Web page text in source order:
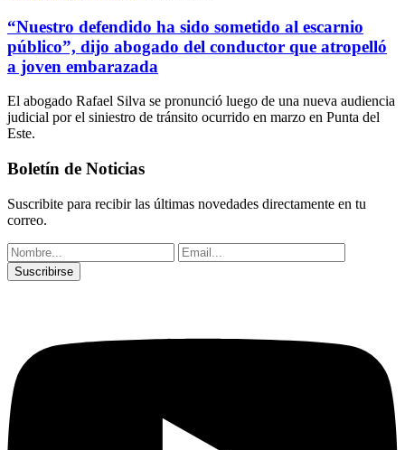
“Nuestro defendido ha sido sometido al escarnio
público”, dijo abogado del conductor que atropelló
a joven embarazada
El abogado Rafael Silva se pronunció luego de una nueva audiencia
judicial por el siniestro de tránsito ocurrido en marzo en Punta del
Este.
Boletín de Noticias
Suscribite para recibir las últimas novedades directamente en tu
correo.
Suscribirse